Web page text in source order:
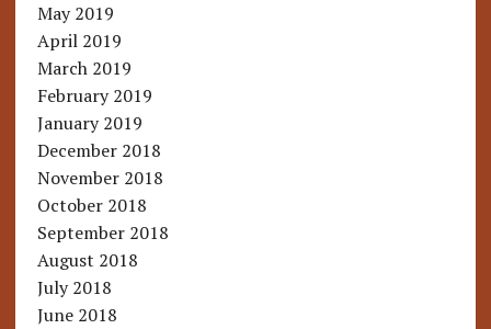
May 2019
April 2019
March 2019
February 2019
January 2019
December 2018
November 2018
October 2018
September 2018
August 2018
July 2018
June 2018